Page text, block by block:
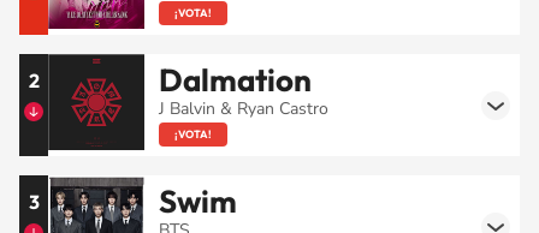
¡VOTA!
2 Dalmation
J Balvin & Ryan Castro
¡VOTA!
3 Swim